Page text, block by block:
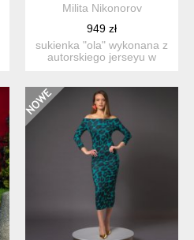
Milita Nikonorov
949 zł
sukienka "ola" wykonana z
autorskiego jerseyu w